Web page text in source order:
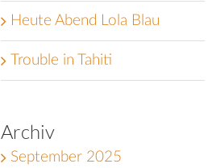
Heute Abend Lola Blau
Trouble in Tahiti
Archiv
September 2025